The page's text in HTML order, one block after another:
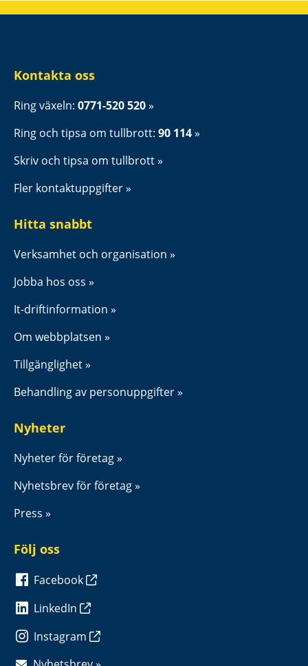
Kontakta oss
Ring växeln: 0771-520 520
Ring och tipsa om tullbrott: 90 114
Skriv och tipsa om tullbrott
Fler kontaktuppgifter
Hitta snabbt
Verksamhet och organisation
Jobba hos oss
It-driftinformation
Om webbplatsen
Tillgänglighet
Behandling av personuppgifter
Nyheter
Nyheter för företag
Nyhetsbrev för företag
Press
Följ oss
Facebook
LinkedIn
Instagram